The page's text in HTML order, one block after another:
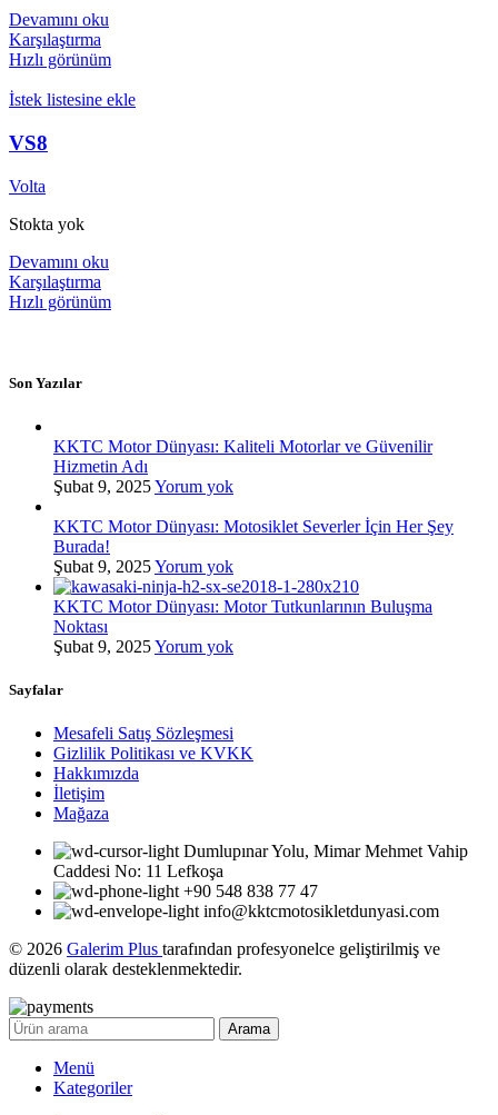
Devamını oku
Karşılaştırma
Hızlı görünüm
İstek listesine ekle
VS8
Volta
Stokta yok
Devamını oku
Karşılaştırma
Hızlı görünüm
Son Yazılar
KKTC Motor Dünyası: Kaliteli Motorlar ve Güvenilir
Hizmetin Adı
Şubat 9, 2025Yorum yok
KKTC Motor Dünyası: Motosiklet Severler İçin Her Şey
Burada!
Şubat 9, 2025Yorum yok
KKTC Motor Dünyası: Motor Tutkunlarının Buluşma
Noktası
Şubat 9, 2025Yorum yok
Sayfalar
Mesafeli Satış Sözleşmesi
Gizlilik Politikası ve KVKK
Hakkımızda
İletişim
Mağaza
Dumlupınar Yolu, Mimar Mehmet Vahip
Caddesi No: 11 Lefkoşa
+90 548 838 77 47
info@kktcmotosikletdunyasi.com
© 2026 Galerim Plus tarafından profesyonelce geliştirilmiş ve
düzenli olarak desteklenmektedir.
Arama
Menü
Kategoriler